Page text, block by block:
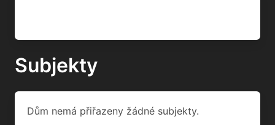
Subjekty
Dům nemá přiřazeny žádné subjekty.